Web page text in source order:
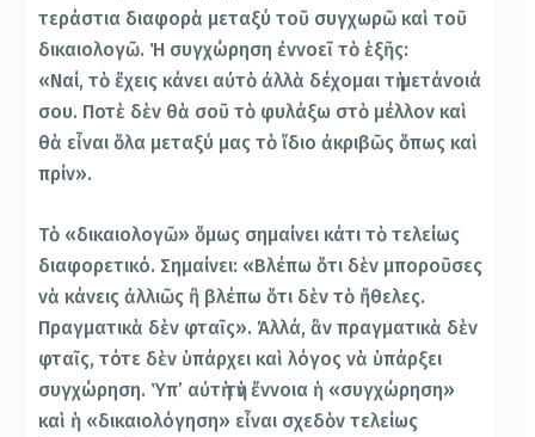
τεράστια διαφορὰ μεταξύ τοῦ συγχωρῶ καὶ τοῦ
δικαιολογῶ. Ἡ συγχώρηση ἐννοεῖ τὸ ἑξῆς:
«Ναί, τὸ ἔχεις κάνει αὐτὸ ἀλλὰ δέχομαι τὴ μετάνοιά
σου. Ποτὲ δὲν θὰ σοῦ τὸ φυλάξω στὸ μέλλον καὶ
θὰ εἶναι ὅλα μεταξύ μας τὸ ἴδιο ἀκριβῶς ὅπως καὶ
πρίν».
Τὸ «δικαιολογῶ» ὅμως σημαίνει κάτι τὸ τελείως
διαφορετικό. Σημαίνει: «Βλέπω ὅτι δὲν μποροῦσες
νὰ κάνεις ἀλλιῶς ἢ βλέπω ὅτι δὲν τὸ ἤθελες.
Πραγματικὰ δὲν φταῖς». Ἀλλά, ἂν πραγματικὰ δὲν
φταῖς, τότε δὲν ὑπάρχει καὶ λόγος νὰ ὑπάρξει
συγχώρηση. Ὑπ’ αὐτὴ τὴν ἔννοια ἡ «συγχώρηση»
καὶ ἡ «δικαιολόγηση» εἶναι σχεδὸν τελείως